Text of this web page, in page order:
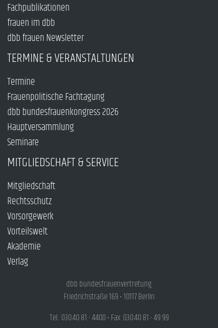
Fachpublikationen
frauen im dbb
dbb frauen Newsletter
TERMINE & VERANSTALTUNGEN
Termine
Frauenpolitische Fachtagung
dbb bundesfrauenkongress 2026
Hauptversammlung
Seminare
MITGLIEDSCHAFT & SERVICE
Mitgliedschaft
Rechtsschutz
Vorsorgewerk
Vorteilswelt
Akademie
Verlag
dbb bundesfrauenvertretung
Friedrichstraße 169 • 10117 Berlin
Tel.: 030.40 81 - 4400 • Fax: 030.40 81 - 49 99